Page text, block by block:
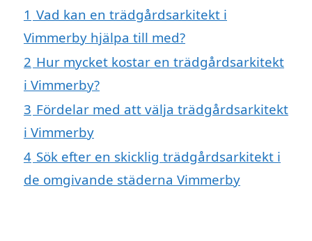
1 Vad kan en trädgårdsarkitekt i
Vimmerby hjälpa till med?
2 Hur mycket kostar en trädgårdsarkitekt
i Vimmerby?
3 Fördelar med att välja trädgårdsarkitekt
i Vimmerby
4 Sök efter en skicklig trädgårdsarkitekt i
de omgivande städerna Vimmerby